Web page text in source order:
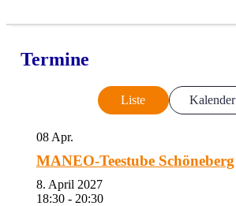
Termine
Liste Kalender
08 Apr.
MANEO-Teestube Schöneberg
8. April 2027
18:30 - 20:30